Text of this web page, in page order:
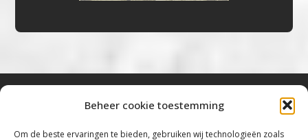
Beheer cookie toestemming
Om de beste ervaringen te bieden, gebruiken wij technologieën zoals